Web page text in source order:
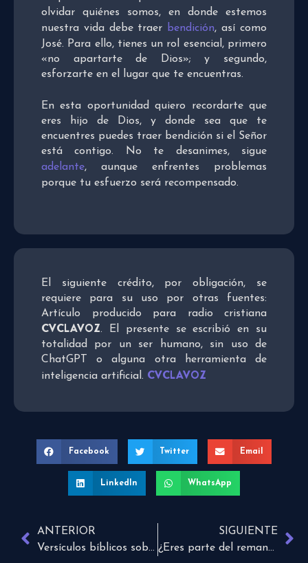
olvidar quiénes somos, en donde estemos
nuestra vida debe traer
bendición, así como
José. Para ello, tienes un rol esencial, primero
«no apartarte de Dios»; y segundo,
esforzarte en el lugar que te encuentras.
En esta oportunidad quiero recordarte que
eres hijo de Dios, y donde sea que te
encuentres puedes traer bendición si el Señor
está contigo. No te desanimes, sigue
adelante, aunque enfrentes problemas
porque tu esfuerzo será recompensado.
El siguiente crédito, por obligación, se
requiere para su uso por otras fuentes:
Artículo producido para radio cristiana
CVCLAVOZ. El presente se escribió en su
totalidad por un ser humano, sin uso de
ChatGPT o alguna otra herramienta de
inteligencia artificial. CVCLAVOZ
Facebook Twitter Email
LinkedIn WhatsApp
ANTERIOR
Versículos bíblicos sobre los buenos modales
SIGUIENTE
¿Eres parte del remanente?